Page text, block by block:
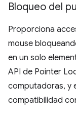
Bloqueo del
Proporciona
mouse
en un solo
API de Pointer
computadoras, y
compatibilidad